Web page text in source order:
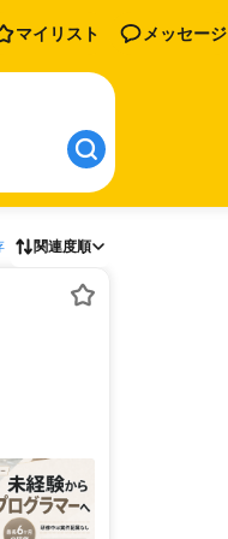
マイリスト メッセージ
関連度順